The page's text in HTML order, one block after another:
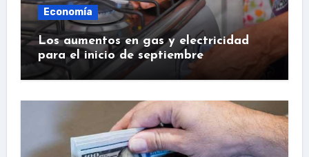
Economía
Los aumentos en gas y electricidad
para el inicio de septiembre